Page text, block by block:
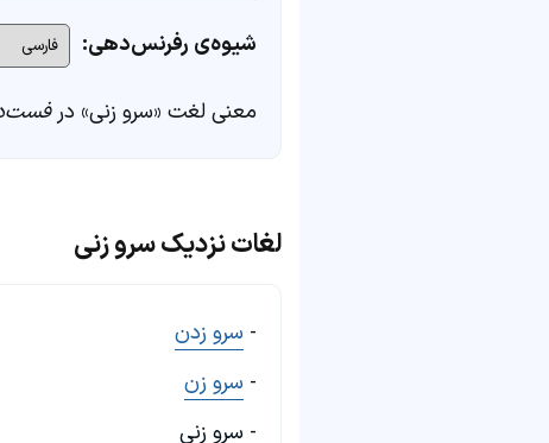
شیوه‌ی رفرنس‌دهی:
معنی لغت «سرو زنی» در
لغات نزدیک سرو زنی
- سرو زدن
- سرو زن
- سرو زنی